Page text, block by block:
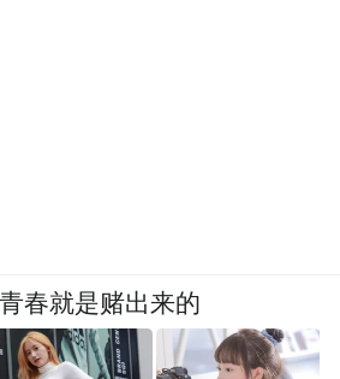
春就是赌出来的